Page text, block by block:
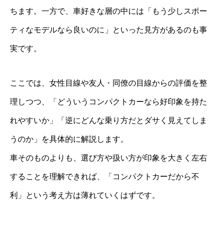
ちます。一方で、車好きな層の中には「もう少しスポー
ティなモデルなら良いのに」といった見方があるのも事
実です。
ここでは、女性目線や友人・同僚の目線からの評価を整
理しつつ、「どういうコンパクトカーなら好印象を持た
れやすいか」「逆にどんな乗り方だとダサく見えてしま
うのか」を具体的に解説します。
車そのものよりも、選び方や扱い方が印象を大きく左右
することを理解できれば、「コンパクトカーだから不
利」という考え方は薄れていくはずです。